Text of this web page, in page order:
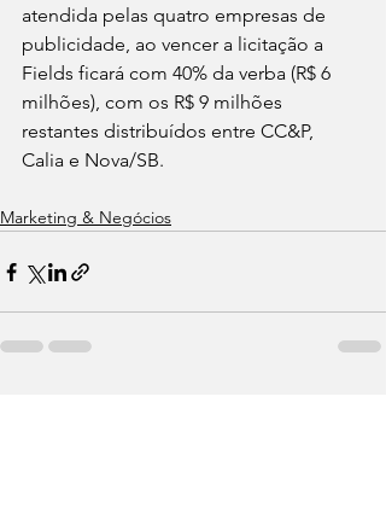
atendida pelas quatro empresas de
publicidade, ao vencer a licitação a
Fields ficará com 40% da verba (R$ 6
milhões), com os R$ 9 milhões
restantes distribuídos entre CC&P,
Calia e Nova/SB.
Marketing & Negócios